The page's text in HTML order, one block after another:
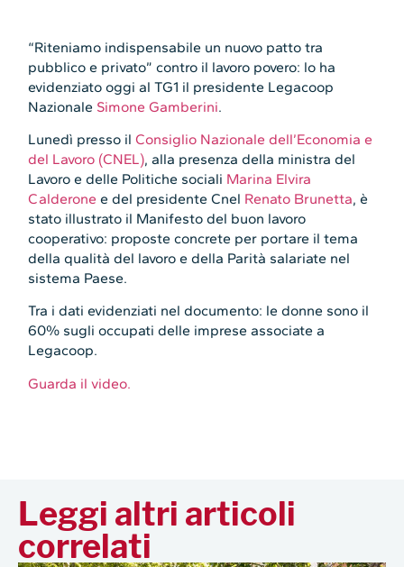
“Riteniamo indispensabile un nuovo patto tra
pubblico e privato” contro il lavoro povero: lo ha
evidenziato oggi al TG1 il presidente Legacoop
Nazionale Simone Gamberini.
Lunedì presso ilConsiglio Nazionale dell’Economia e
del Lavoro (CNEL), alla presenza della ministra del
Lavoro e delle Politiche sociali Marina Elvira
Calderone e del presidente Cnel Renato Brunetta, è
stato illustrato il Manifesto del buon lavoro
cooperativo: proposte concrete per portare il tema
della qualità del lavoro e della Parità salariate nel
sistema Paese.
Tra i dati evidenziati nel documento: le donne sono il
60% sugli occupati delle imprese associate a
Legacoop.
Guarda il video.
Leggi altri articoli
correlati